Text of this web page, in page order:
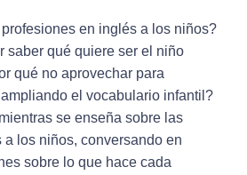
en inglés a los niños?
saber qué quiere ser el niño
qué no aprovechar para
el vocabulario infantil?
se enseña sobre las
los niños, conversando en
sobre lo que hace cada